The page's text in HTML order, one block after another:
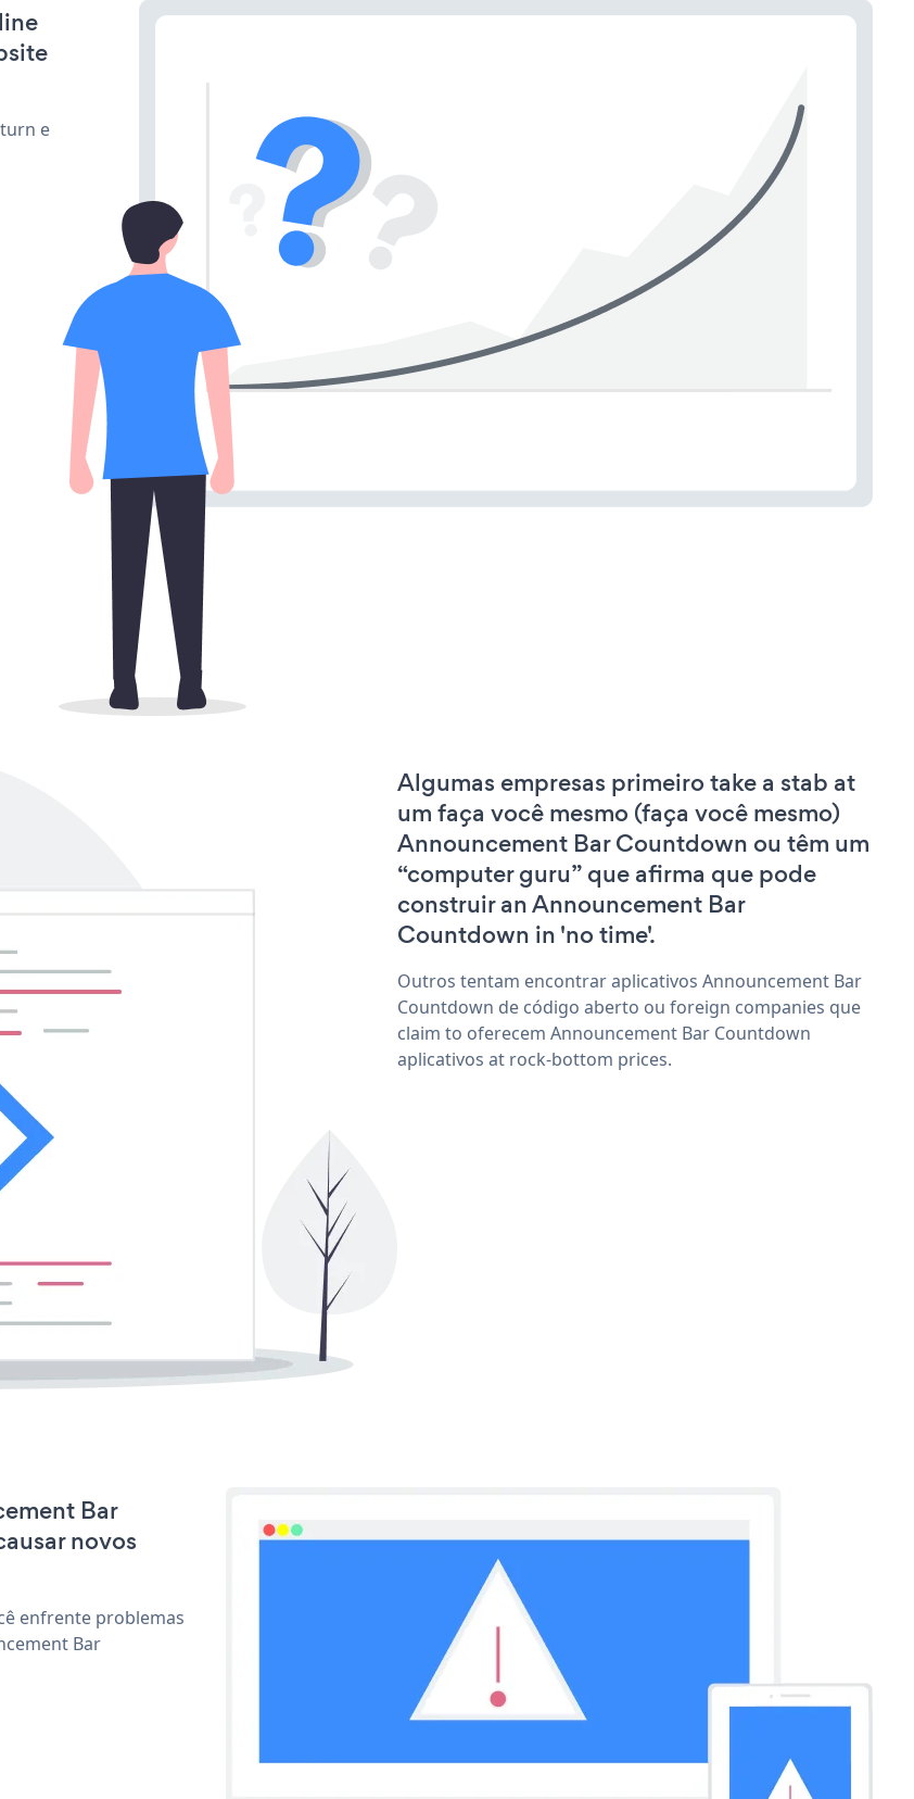
e
Algumas empresas primeiro take a stab at
um faça você mesmo (faça você mesmo)
Announcement Bar Countdown ou têm um
“computer guru” que afirma que pode
construir an Announcement Bar
Countdown in 'no time'.
Outros tentam encontrar aplicativos Announcement Bar
Countdown de código aberto ou foreign companies que
claim to oferecem Announcement Bar Countdown
aplicativos at rock-bottom prices.
Bar
novos
enfrente problemas
Bar